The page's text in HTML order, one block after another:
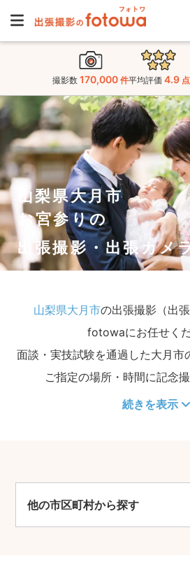
撮影数 170,000 件平均評価 4.9 点
山梨県大月市
お宮参りの
出張撮影・出張カメ
山梨県大月市の出張撮影（出
fotowaにお任せくだ
面談・実技試験を通過した大月市
ご指定の場所・時間に記念撮
続きを表示
他の市区町村から探す